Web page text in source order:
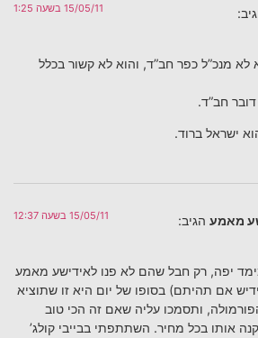
15/05/11 בשעה 1:25
כפר חב”ד, והוא לא קשור בכלל
ברוד.
הגיב: 15/05/11 בשעה 12:37
רק חבל שהם לא פנו לאידישע מאמע
תהיתם) בסופו של יום היא זו שתוציא
ותסמכו עליה שאם זה הכי טוב
בכל מחיר. השתתפתי בבייבי קולג’